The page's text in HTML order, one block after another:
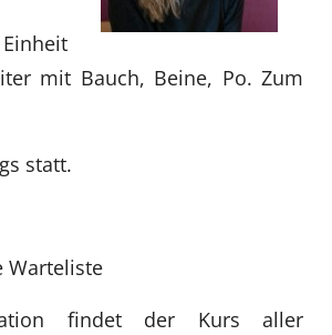
mit Bauch, Beine, Po. Zum
statt.
Warteliste
findet der Kurs aller